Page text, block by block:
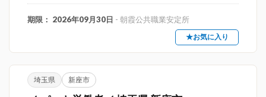
期限： 2026年09月30日 - 朝霞公共職業安定所
★お気に入り
埼玉県 新座市